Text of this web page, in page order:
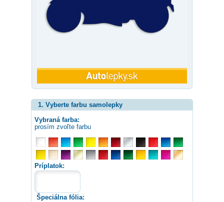
1. Vyberte farbu samolepky
Vybraná farba:
prosím zvoľte farbu
Príplatok:
Špeciálna fólia: